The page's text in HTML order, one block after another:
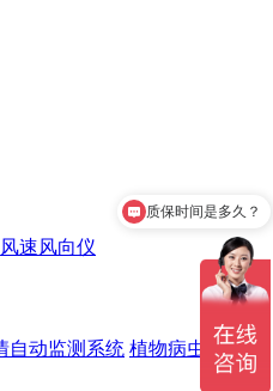
风速风向仪
自动监测系统 植物病虫害监测
质保时间是多久？